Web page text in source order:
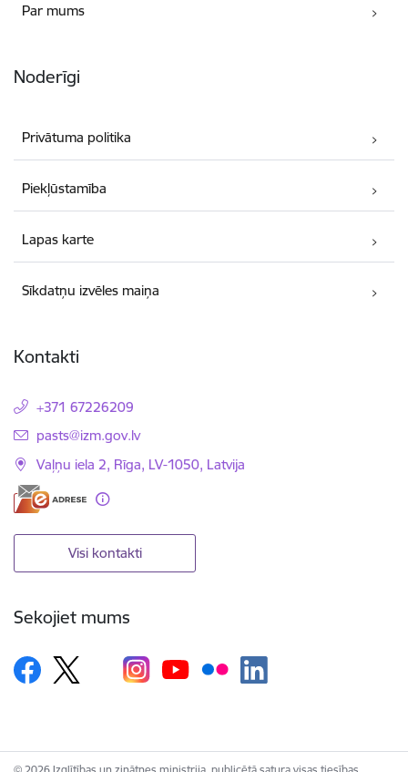
Par mums
Noderīgi
Privātuma politika
Piekļūstamība
Lapas karte
Sīkdatņu izvēles maiņa
Kontakti
+371 67226209
E-pasts:
pasts@izm.gov.lv
Vaļņu iela 2, Rīga, LV-1050, Latvija
Visi kontakti
Sekojiet mums